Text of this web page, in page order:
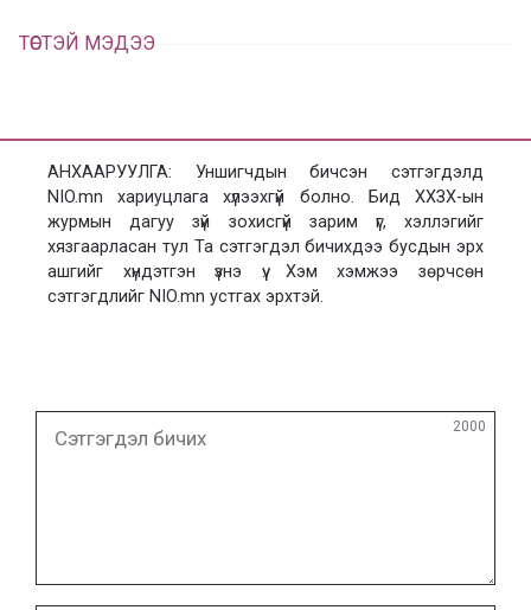
ТӨСТЭЙ МЭДЭЭ
АНХААРУУЛГА: Уншигчдын бичсэн сэтгэгдэлд
NIO.mn хариуцлага хүлээхгүй болно. Бид ХХЗХ-ын
журмын дагуу зүй зохисгүй зарим үг, хэллэгийг
хязгаарласан тул Та сэтгэгдэл бичихдээ бусдын эрх
ашгийг хүндэтгэн үзнэ үү. Хэм хэмжээ зөрчсөн
сэтгэгдлийг NIO.mn устгах эрхтэй.
2000